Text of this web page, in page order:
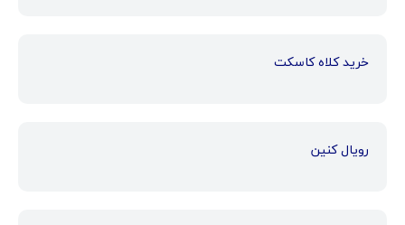
خرید کلاه کاسکت
رویال کنین